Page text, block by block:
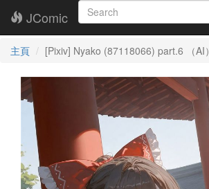
JComic
主頁 [Pixiv] Nyako (87118066) part.6 （AI）